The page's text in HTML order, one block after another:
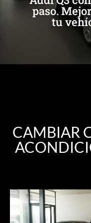
paso.
tu
CAMBIAR